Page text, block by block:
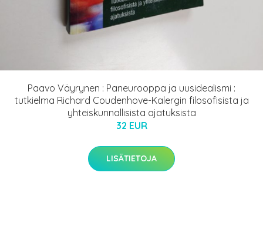
Paavo Väyrynen : Paneurooppa ja uusidealismi :
tutkielma Richard Coudenhove-Kalergin filosofisista ja
yhteiskunnallisista ajatuksista
32 EUR
LISÄTIETOJA